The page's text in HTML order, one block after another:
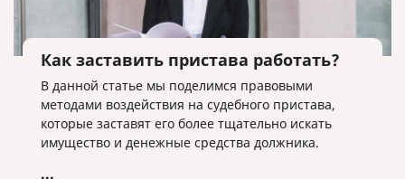
Как заставить пристава работать?
В данной статье мы поделимся правовыми
методами воздействия на судебного пристава,
которые заставят его более тщательно искать
имущество и денежные средства должника.
...